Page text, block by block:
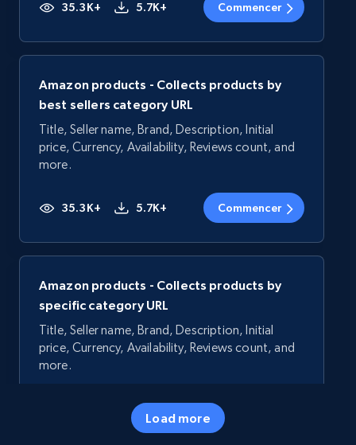
35.3K+ 5.7K+ Commencer
Amazon products - Collects products by
best sellers category URL
Title, Seller name, Brand, Description, Initial
price, Currency, Availability, Reviews count, and
more.
35.3K+ 5.7K+ Commencer
Amazon products - Collects products by
specific category URL
Title, Seller name, Brand, Description, Initial
price, Currency, Availability, Reviews count, and
more.
5.7K+ Commencer
Load more